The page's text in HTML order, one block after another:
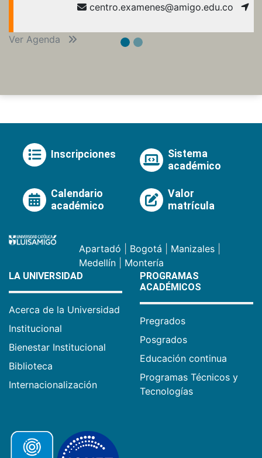
centro.examenes@amigo.edu.co
Ver Agenda
Inscripciones
Sistema
académico
Calendario
académico
Valor
matrícula
Apartadó Bogotá Manizales
Medellín
Montería
LA UNIVERSIDAD
Acerca de la Universidad
Institucional
Bienestar Institucional
Biblioteca
Internacionalización
PROGRAMAS
ACADÉMICOS
Pregrados
Posgrados
Educación continua
Programas Técnicos y
Tecnologías